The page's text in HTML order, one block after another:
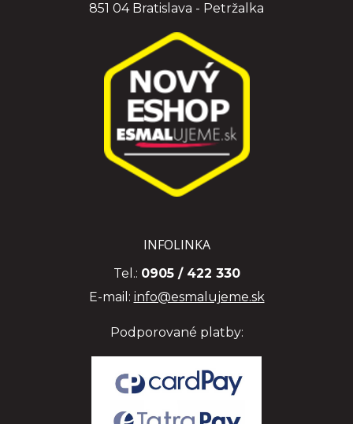
851 04 Bratislava - Petržalka
INFOLINKA
Tel.: 0905 / 422 330
E-mail: info@esmalujeme.sk
Podporované platby: